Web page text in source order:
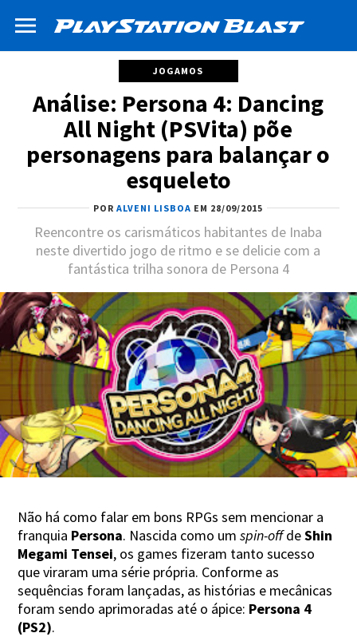
JOGAMOS
Análise: Persona 4: Dancing
All Night (PSVita) põe
personagens para balançar o
esqueleto
PORALVENI LISBOA EM 28/09/2015
Reencontre os carismáticos habitantes de Inaba
neste divertido jogo de ritmo e se delicie com a
fantástica trilha sonora de Persona 4
Não há como falar em bons RPGs sem mencionar a
franquia Persona. Nascida como umspin-offdeShin
Megami Tensei, os games fizeram tanto sucesso
que viraram uma série própria. Conforme as
sequências foram lançadas, as histórias e mecânicas
foram sendo aprimoradas até o ápice: Persona 4
(PS2).